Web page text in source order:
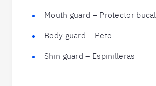
Mouth guard – Protector bucal
Body guard – Peto
Shin guard – Espinilleras